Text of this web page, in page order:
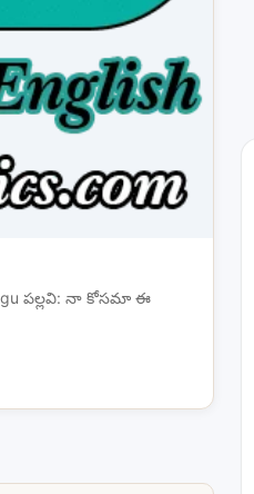
పల్లవి: నా కోసమా ఈ